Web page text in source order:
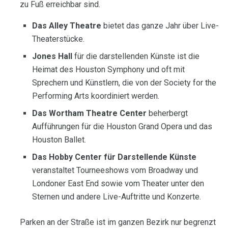
zu Fuß erreichbar sind.
Das Alley Theatre bietet das ganze Jahr über Live-
Theaterstücke.
Jones Hall für die darstellenden Künste ist die
Heimat des Houston Symphony und oft mit
Sprechern und Künstlern, die von der Society for the
Performing Arts koordiniert werden.
Das Wortham Theatre Center beherbergt
Aufführungen für die Houston Grand Opera und das
Houston Ballet.
Das Hobby Center für Darstellende Künste
veranstaltet Tourneeshows vom Broadway und
Londoner East End sowie vom Theater unter den
Sternen und andere Live-Auftritte und Konzerte.
Parken an der Straße ist im ganzen Bezirk nur begrenzt